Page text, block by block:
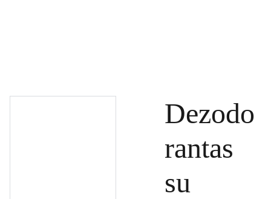
Dezodo
rantas
su